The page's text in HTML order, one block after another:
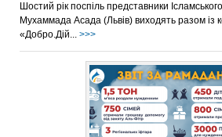
Шостий рік поспіль представники
Мухаммада Асада (Львів) виходять разом із
«Добро.Дій... >>>